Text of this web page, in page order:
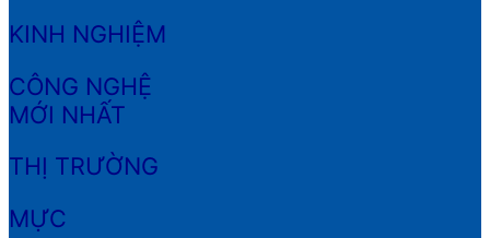
KINH NGHIỆM
CÔNG NGHỆ
MỚI NHẤT
THỊ TRƯỜNG
MỰC